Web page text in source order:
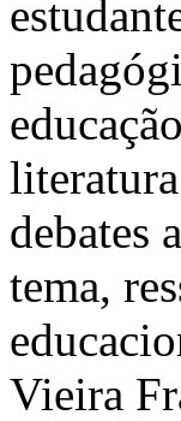
debates
tema,
Vieira